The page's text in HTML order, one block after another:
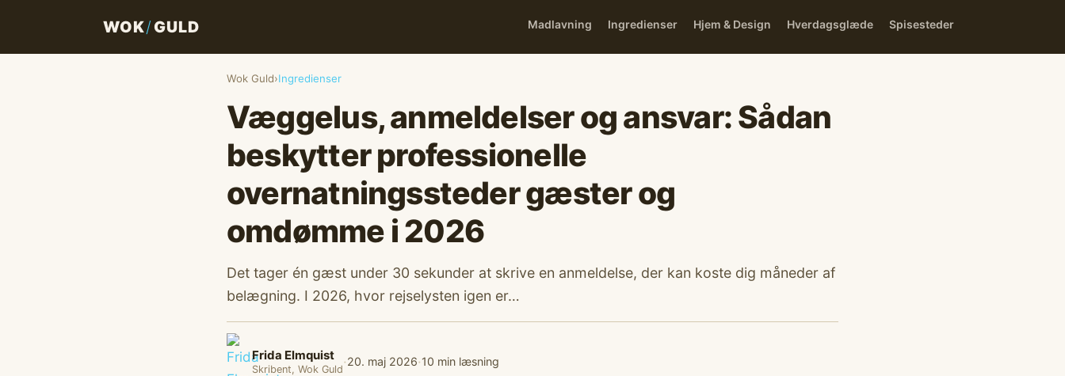
WOK/ GULD Madlavning Ingredienser Hjem & Design Hverdagsglæde Spisesteder
Wok Guld›Ingredienser
Væggelus, anmeldelser og ansvar: Sådan
beskytter professionelle
overnatningssteder gæster og
omdømme i 2026
Det tager én gæst under 30 sekunder at skrive en anmeldelse, der kan koste dig måneder af
belægning. I 2026, hvor rejselysten igen er…
Frida Elmquist
Skribent, Wok Guld·20. maj 2026·10 min læsning